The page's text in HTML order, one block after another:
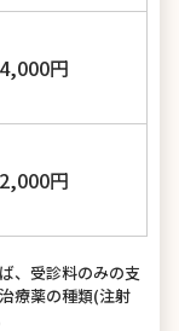
円
円
、受診料のみの支
療薬の種類(注射